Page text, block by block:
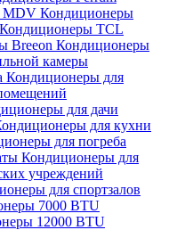
MDV Кондиционеры
Кондиционеры TCL
Breeon Кондиционеры
камеры
Кондиционеры для
для дачи
для кухни
для погреба
Кондиционеры для
учреждений
для спортзалов
7000 BTU
12000 BTU